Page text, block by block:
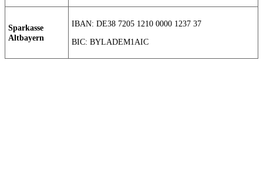
Sparkasse
Altbayern
IBAN: DE38 7205 1210 0000 1237 37
BIC: BYLADEM1AIC